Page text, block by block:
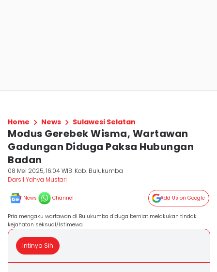
Home News Sulawesi Selatan
Modus Gerebek Wisma, Wartawan
Gadungan Diduga Paksa Hubungan
Badan
08 Mei 2025, 16:04 WIB Kab. Bulukumba
Darsil Yahya Mustari
News Channel Add Us on Google
Pria mengaku wartawan di Bulukumba diduga berniat melakukan tindak
kejahatan seksual/Istimewa
Intinya Sih